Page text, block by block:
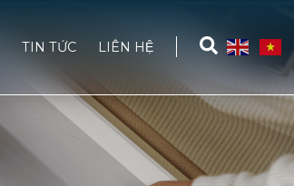
TIN TỨC LIÊN HỆ